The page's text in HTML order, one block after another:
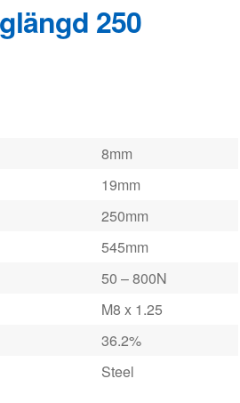
250
8mm
19mm
250mm
545mm
50 – 800N
M8 x 1.25
36.2%
Steel